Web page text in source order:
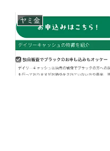
ヤミ金